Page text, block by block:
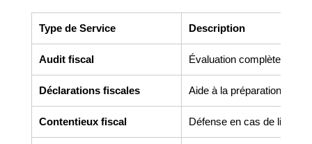
Type de Service Description
Audit fiscal Évaluation complète de la
Déclarations fiscales Aide à la préparation des
Contentieux fiscal Défense en cas de litige